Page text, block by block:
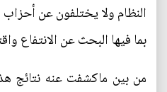
النظام ولا يختلفون عن أحزاب
بما فيها البحث عن الانتفاع
من بين ماكشفت عنه نتائج